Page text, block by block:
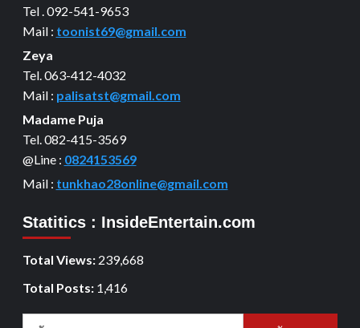
Tel . 092-541-9653
Mail : toonist69@gmail.com
Zeya
Tel. 063-412-4032
Mail : palisatst@gmail.com
Madame Puja
Tel. 082-415-3569
@Line : 0824153569
Mail : tunkhao28online@gmail.com
Statitics : InsideEntertain.com
Total Views: 239,668
Total Posts: 1,416